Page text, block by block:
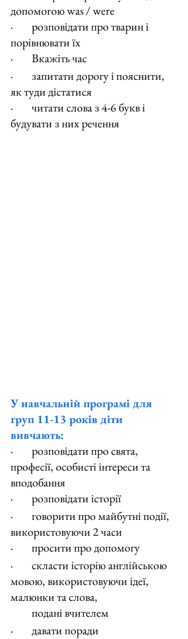
допомогою was / were
·        розповідати про тварин і
порівнювати їх
·        Вкажіть час
·        запитати дорогу і пояснити,
як туди дістатися
·        читати слова з 4-6 букв і
будувати з них речення
У навчальній програмі для
груп 11-13 років діти
вивчають:
·        розповідати про свята,
професії, особисті інтереси та
вподобання
·        розповідати історії
·        говорити про майбутні події,
використовуючи 2 часи
·        просити про допомогу
·        скласти історію англійською
мовою, використовуючи ідеї,
малюнки та слова,
         подані вчителем
·        давати поради